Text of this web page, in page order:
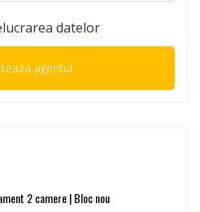
datelor
2 camere | Bloc nou